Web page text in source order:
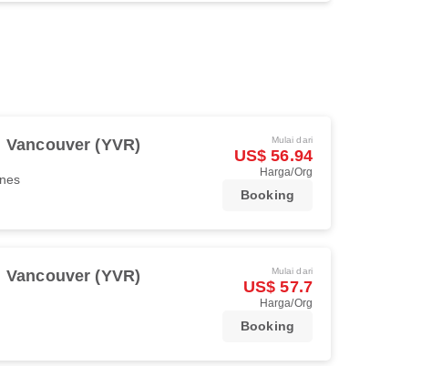
Vancouver (YVR) Mulai dari
US$ 56.94
Harga/Org
Booking
Vancouver (YVR) Mulai dari
US$ 57.7
Harga/Org
Booking